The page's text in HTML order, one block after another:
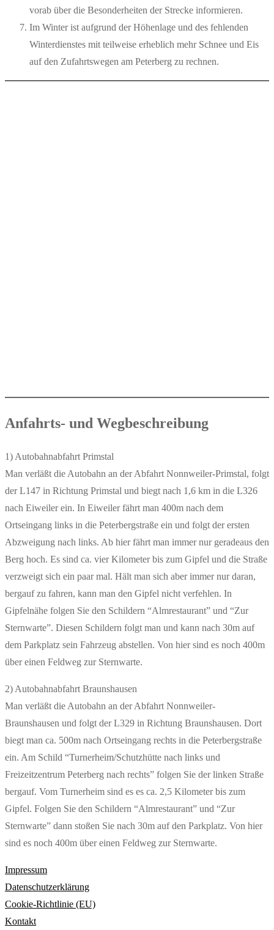
vorab über die Besonderheiten der Strecke informieren.
Im Winter ist aufgrund der Höhenlage und des fehlenden
Winterdienstes mit teilweise erheblich mehr Schnee und Eis
auf den Zufahrtswegen am Peterberg zu rechnen.
Anfahrts- und Wegbeschreibung
1) Autobahnabfahrt Primstal
Man verläßt die Autobahn an der Abfahrt Nonnweiler-Primstal, folgt
der L147 in Richtung Primstal und biegt nach 1,6 km in die L326
nach Eiweiler ein. In Eiweiler fährt man 400m nach dem
Ortseingang links in die Peterbergstraße ein und folgt der ersten
Abzweigung nach links. Ab hier fährt man immer nur geradeaus den
Berg hoch. Es sind ca. vier Kilometer bis zum Gipfel und die Straße
verzweigt sich ein paar mal. Hält man sich aber immer nur daran,
bergauf zu fahren, kann man den Gipfel nicht verfehlen. In
Gipfelnähe folgen Sie den Schildern “Almrestaurant” und “Zur
Sternwarte”. Diesen Schildern folgt man und kann nach 30m auf
dem Parkplatz sein Fahrzeug abstellen. Von hier sind es noch 400m
über einen Feldweg zur Sternwarte.
2) Autobahnabfahrt Braunshausen
Man verläßt die Autobahn an der Abfahrt Nonnweiler-
Braunshausen und folgt der L329 in Richtung Braunshausen. Dort
biegt man ca. 500m nach Ortseingang rechts in die Peterbergstraße
ein. Am Schild “Turnerheim/Schutzhütte nach links und
Freizeitzentrum Peterberg nach rechts” folgen Sie der linken Straße
bergauf. Vom Turnerheim sind es es ca. 2,5 Kilometer bis zum
Gipfel. Folgen Sie den Schildern “Almrestaurant” und “Zur
Sternwarte” dann stoßen Sie nach 30m auf den Parkplatz. Von hier
sind es noch 400m über einen Feldweg zur Sternwarte.
Impressum
Datenschutzerklärung
Cookie-Richtlinie (EU)
Kontakt